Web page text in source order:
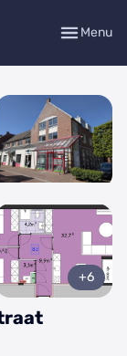
Menu
+6